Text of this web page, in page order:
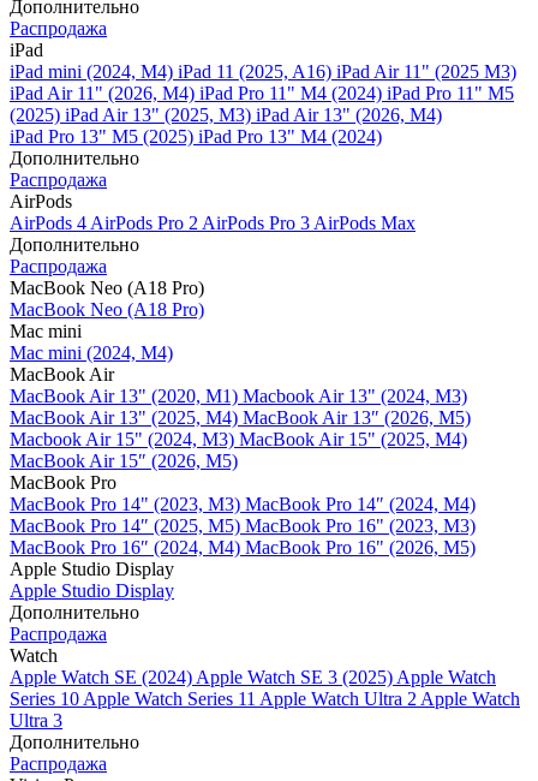
Дополнительно
Распродажа
iPad
iPad mini (2024, M4) iPad 11 (2025, A16) iPad Air 11" (2025 M3)
iPad Air 11" (2026, M4) iPad Pro 11" M4 (2024) iPad Pro 11" M5
(2025) iPad Air 13" (2025, M3) iPad Air 13" (2026, M4)
iPad Pro 13" M5 (2025) iPad Pro 13" M4 (2024)
Дополнительно
Распродажа
AirPods
AirPods 4 AirPods Pro 2 AirPods Pro 3 AirPods Max
Дополнительно
Распродажа
MacBook Neo (A18 Pro)
MacBook Neo (A18 Pro)
Mac mini
Mac mini (2024, M4)
MacBook Air
MacBook Air 13" (2020, M1) Macbook Air 13" (2024, M3)
MacBook Air 13" (2025, M4) MacBook Air 13″ (2026, M5)
Macbook Air 15" (2024, M3) MacBook Air 15" (2025, M4)
MacBook Air 15″ (2026, M5)
MacBook Pro
MacBook Pro 14" (2023, M3) MacBook Pro 14″ (2024, M4)
MacBook Pro 14″ (2025, M5) MacBook Pro 16" (2023, M3)
MacBook Pro 16″ (2024, M4) MacBook Pro 16" (2026, M5)
Apple Studio Display
Apple Studio Display
Дополнительно
Распродажа
Watch
Apple Watch SE (2024) Apple Watch SE 3 (2025) Apple Watch
Series 10 Apple Watch Series 11 Apple Watch Ultra 2 Apple Watch
Ultra 3
Дополнительно
Распродажа